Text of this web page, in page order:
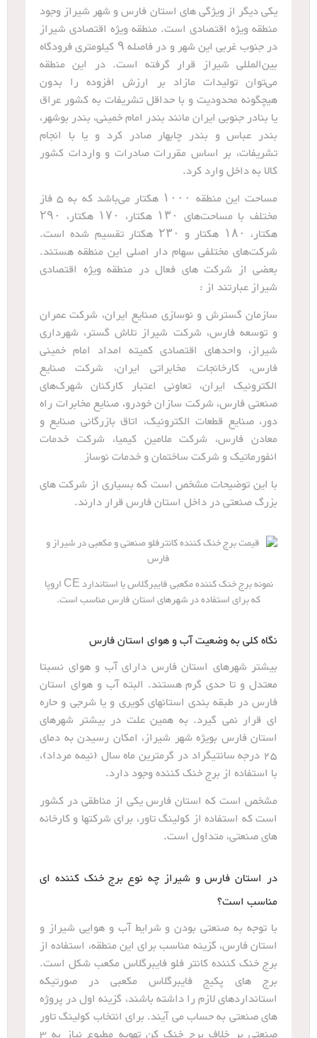
یکی دیگر از ویژگی های استان فارس و شهر شیراز وجود
منطقه ویژه اقتصادی است. منطقه ویژه اقتصادی شیراز
در جنوب غربی این شهر و در فاصله ۹ کیلومتری فرودگاه
بین‌المللی شیراز قرار گرفته‌ است. در این منطقه
می‌توان تولیدات مازاد بر ارزش افزوده را بدون
هیچگونه محدودیت و با حداقل تشریفات به کشور عراق
یا بنادر جنوبی ایران مانند بندر امام خمینی، بندر بوشهر،
بندر عباس و بندر چابهار صادر کرد و یا با انجام
تشریفات، بر اساس مقررات صادرات و واردات کشور
کالا به داخل وارد کرد.
مساحت این منطقه ۱۰۰۰ هکتار می‌باشد که به ۵ فاز
مختلف با مساحت‌های ۱۳۰ هکتار، ۱۷۰ هکتار، ۲۹۰
هکتار، ۱۸۰ هکتار و ۲۳۰ هکتار تقسیم شده ‌است.
شرکت‌های مختلفی سهام ‌دار اصلی این منطقه هستند.
بعضی از شرکت های فعال در منطقه ویژه اقتصادی
شیراز عبارتند از :
سازمان گسترش و نوسازی صنایع ایران، شرکت عمران
و توسعه فارس، شرکت شیراز تلاش گستر، شهرداری
شیراز، واحدهای اقتصادی کمیته امداد امام خمینی
فارس، کارخانجات مخابراتی ایران، شرکت صنایع
الکترونیک ایران، تعاونی اعتبار کارکنان شهرک‌های
صنعتی فارس، شرکت سازان خودرو، صنایع مخابرات راه
دور، صنایع قطعات الکترونیک، اتاق بازرگانی صنایع و
معادن فارس، شرکت ملامین کیمیا، شرکت خدمات
انفورماتیک و شرکت ساختمان و خدمات نوساز
با این توضیحات مشخص است که بسیاری از شرکت های
بزرگ صنعتی در داخل استان فارس قرار دارند.
نمونه برج خنک کننده مکعبی فایبرگلاس با استاندارد CE اروپا
که برای استفاده در شهرهای استان فارس مناسب است.
نگاه کلی به وضعیت آب و هوای استان فارس
بیشتر شهرهای استان فارس دارای آب و هوای نسبتا
معتدل و تا حدی گرم هستند. البته آب و هوای استان
فارس در طبقه بندی استانهای کویری و یا شرجی و حاره
ای قرار نمی گیرد. به همین علت در بیشتر شهرهای
استان فارس بویژه شهر شیراز، امکان رسیدن به دمای
25 درجه سانتیگراد در گرمترین ماه سال (نیمه مرداد)،
با استفاده از برج خنک کننده وجود دارد.
مشخص است که استان فارس یکی از مناطقی در کشور
است که استفاده از کولینگ تاور، برای شرکتها و کارخانه
های صنعتی، متداول است.
در استان فارس و شیراز چه نوع برج خنک کننده ای
مناسب است؟
با توجه به صنعتی بودن و شرایط آب و هوایی شیراز و
استان فارس، گزینه مناسب برای این منطقه، استفاده از
برج خنک کننده کانتر فلو فایبرگلاس مکعب شکل است.
برج های پکیج فایبرگلاس مکعبی در صورتیکه
استانداردهای لازم را داشته باشند، گزینه اول در پروژه
های صنعتی به حساب می آیند. برای انتخاب کولینگ تاور